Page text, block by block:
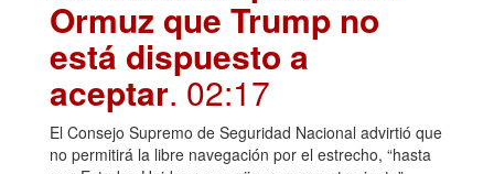
Ormuz que Trump no
está dispuesto a
aceptar. 02:17
El Consejo Supremo de Seguridad Nacional advirtió que
no permitirá la libre navegación por el estrecho, “hasta